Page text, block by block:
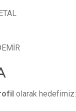
olarak hedefimiz: